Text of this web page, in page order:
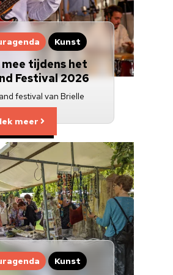
Kunst
mee tijdens het
Festival 2026
festival van Brielle
meer
Kunst